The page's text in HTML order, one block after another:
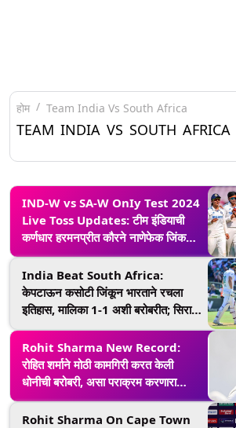
होम Team India Vs South Africa
TEAM INDIA VS SOUTH AFRICA
IND-W vs SA-W OnIy Test 2024
Live Toss Updates: टीम इंडियाची
कर्णधार हरमनप्रीत कौरने नाणेफेक जिंकली,
दक्षिण आफ्रिकेच्या महिला प्रथम गोलंदाजी
करणार, पहा प्लेइंग इलेवन
India Beat South Africa:
केपटाऊन कसोटी जिंकून भारताने रचला
इतिहास, मालिका 1-1 अशी बरोबरीत; सिराज-
बुमराह ठरले विजयाचे हिरो
Rohit Sharma New Record:
रोहित शर्माने मोठी कामगिरी करत केली
धोनीची बरोबरी, असा पराक्रम करणारा
'हिटॅमन' ठरला पहिला भारतीय कर्णधार
Rohit Sharma On Cape Town